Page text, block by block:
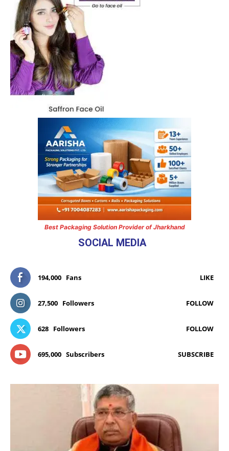
Best Packaging Solution Provider of Jharkhand
SOCIAL MEDIA
194,000 Fans LIKE
27,500 Followers FOLLOW
628 Followers FOLLOW
695,000 Subscribers SUBSCRIBE